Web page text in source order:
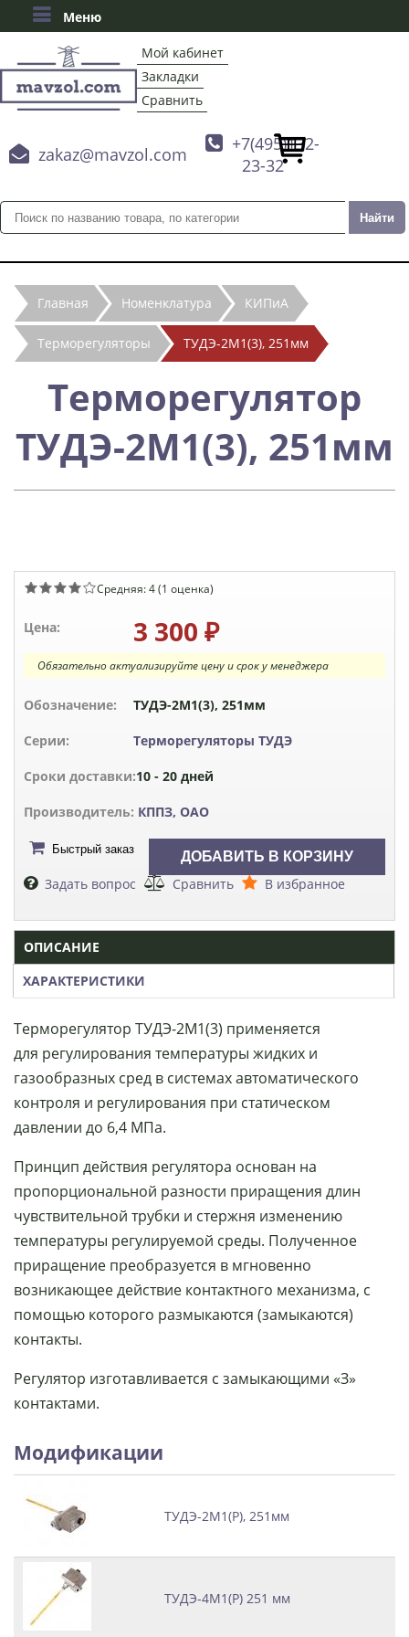
Меню
Мой кабинет
Закладки
Сравнить
 zakaz@mavzol.com
 +7(495)132-
23-32
Главная Номенклатура КИПиА
Терморегуляторы ТУДЭ-2М1(3), 251мм
Терморегулятор
ТУДЭ-2М1(3), 251мм
Средняя:4(1 оценка)
Цена: 3 300 ₽
Обязательно актуализируйте цену и срок у менеджера
Обозначение: ТУДЭ-2М1(3), 251мм
Серии: Терморегуляторы ТУДЭ
Сроки доставки:10 - 20 дней
Производитель: КППЗ, ОАО
Быстрый заказ
Задать вопрос Сравнить В избранное
ОПИСАНИЕ
ХАРАКТЕРИСТИКИ
Терморегулятор ТУДЭ-2М1(3) применяется
для регулирования температуры жидких и
газообразных сред в системах автоматического
контроля и регулирования при статическом
давлении до 6,4 МПа.
Принцип действия регулятора основан на
пропорциональной разности приращения длин
чувствительной трубки и стержня изменению
температуры регулируемой среды. Полученное
приращение преобразуется в мгновенно
возникающее действие контактного механизма, с
помощью которого размыкаются (замыкаются)
контакты.
Регулятор изготавливается с замыкающими «З»
контактами.
Модификации
ТУДЭ-2М1(Р), 251мм
ТУДЭ-4М1(Р) 251 мм